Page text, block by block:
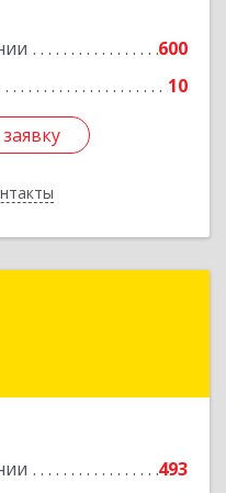
600
10
493
край, Красноярск г,